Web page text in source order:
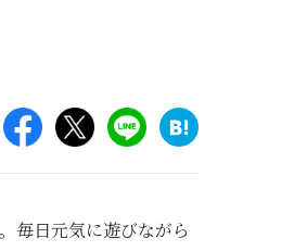
毎日元気に遊びながら